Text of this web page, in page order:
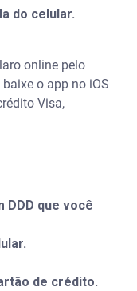
do celular.
online pelo
o app no iOS
Visa,
DDD que você
de crédito.